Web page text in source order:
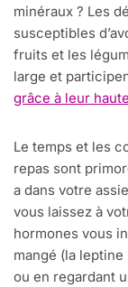
minéraux ? Les
susceptibles
fruits et les
large et
grâce à leur
Le temps et les
repas sont
a dans votre
vous laissez à
hormones vous
mangé (la
ou en regardant